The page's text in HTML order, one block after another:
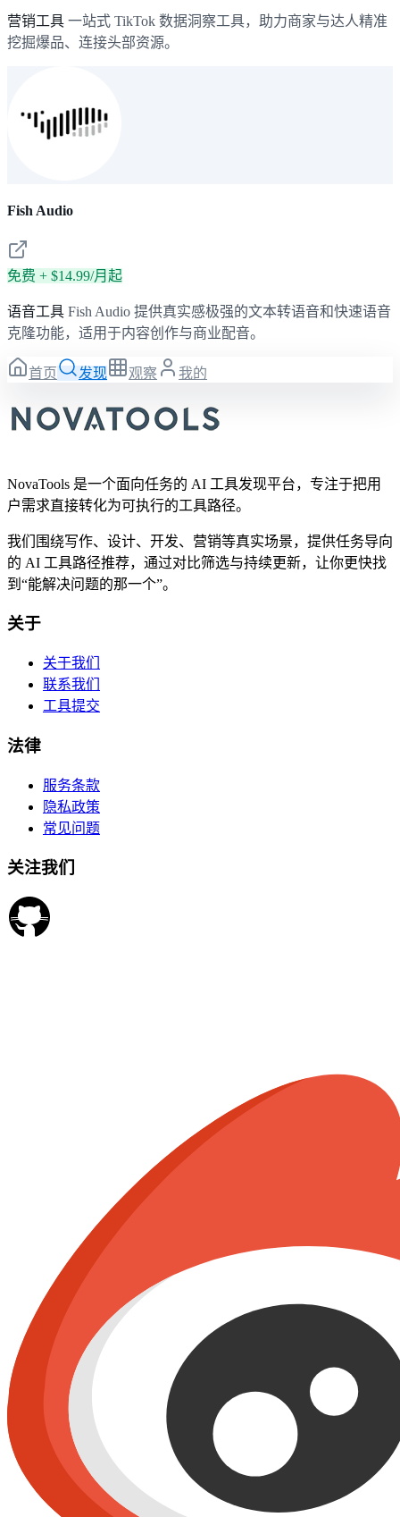
营销工具 一站式 TikTok 数据洞察工具，助力商家与达人精准
挖掘爆品、连接头部资源。
Fish Audio
免费 + $14.99/月起
语音工具 Fish Audio 提供真实感极强的文本转语音和快速语音
克隆功能，适用于内容创作与商业配音。
首页 发现 观察 我的
NovaTools 是一个面向任务的 AI 工具发现平台，专注于把用
户需求直接转化为可执行的工具路径。
我们围绕写作、设计、开发、营销等真实场景，提供任务导向
的 AI 工具路径推荐，通过对比筛选与持续更新，让你更快找
到“能解决问题的那一个”。
关于
关于我们
联系我们
工具提交
法律
服务条款
隐私政策
常见问题
关注我们